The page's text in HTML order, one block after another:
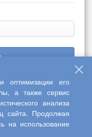
«Интерактив
оптимизации его
а также сервис
анализа
сайта. Продолжая
на использование